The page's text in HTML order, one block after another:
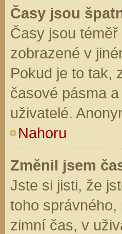
Časy jsou
Časy jsou
zobrazené v
Pokud je to tak,
časové pásma
uživatelé.
Nahoru
Změnil jsem
Jste si jisti, že
toho
zimní čas, v